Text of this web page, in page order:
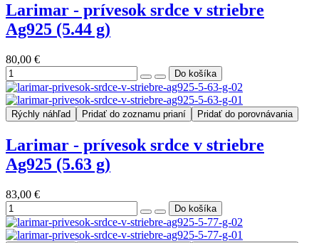
Larimar - prívesok srdce v striebre
Ag925 (5.44 g)
80,00 €
Rýchly náhľad Pridať do zoznamu prianí Pridať do porovnávania
Larimar - prívesok srdce v striebre
Ag925 (5.63 g)
83,00 €